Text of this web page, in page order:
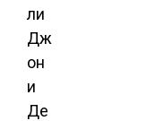
ли
Дж
он
и
Де